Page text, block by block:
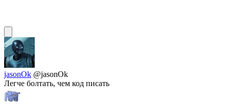
jasonOk @jasonOk
Легче болтать, чем код писать